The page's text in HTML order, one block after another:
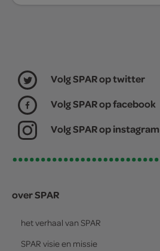
Volg SPAR op twitter
Volg SPAR op facebook
Volg SPAR op instagram
over SPAR
het verhaal van SPAR
SPAR visie en missie